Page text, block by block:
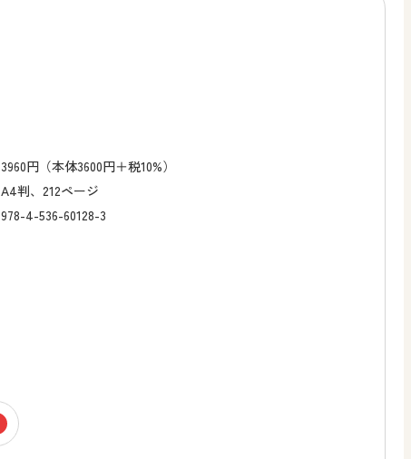
3960円（本体3600円＋税10%）
A4判、212ページ
978-4-536-60128-3